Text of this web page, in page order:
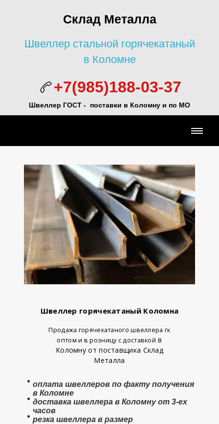
Склад Металла
Швеллер стальной горячекатаный
в Коломне
+7(985)188-03-37
Швеллер ГОСТ - поставки в Коломну и по МО
Швеллер горячекатаный Коломна
Продажа горячекатаного швеллера гк
оптом и в розницу с доставкой в
Коломну от поставщика Склад
Металла
оплата швеллеров по факту получения
в Коломне
доставка швеллера в Коломну от 3-ех
часов
резка швеллера в размер